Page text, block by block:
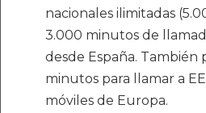
nacionales ilimitadas
3.000 minutos de
desde España. También
minutos para llamar a
móviles de Europa.